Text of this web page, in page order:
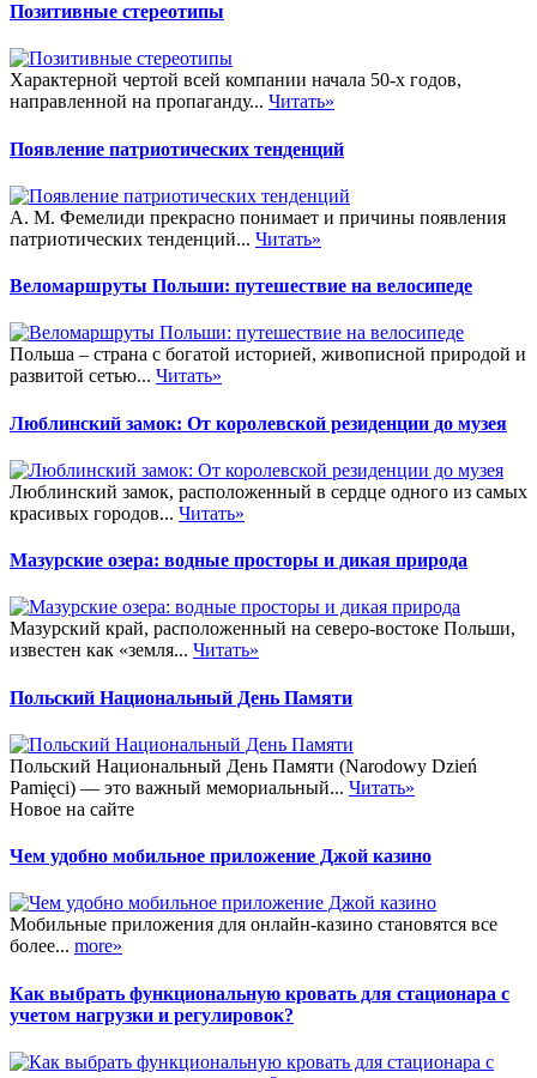
Позитивные стереотипы
Характерной чертой всей компании начала 50-х годов,
направленной на пропаганду... Читать»
Появление патриотических тенденций
А. М. Фемелиди прекрасно понимает и причины появления
патриотических тенденций... Читать»
Веломаршруты Польши: путешествие на велосипеде
Польша – страна с богатой историей, живописной природой и
развитой сетью... Читать»
Люблинский замок: От королевской резиденции до музея
Люблинский замок, расположенный в сердце одного из самых
красивых городов... Читать»
Мазурские озера: водные просторы и дикая природа
Мазурский край, расположенный на северо-востоке Польши,
известен как «земля... Читать»
Польский Национальный День Памяти
Польский Национальный День Памяти (Narodowy Dzień
Pamięci) — это важный мемориальный... Читать»
Новое на сайте
Чем удобно мобильное приложение Джой казино
Мобильные приложения для онлайн-казино становятся все
более... more»
Как выбрать функциональную кровать для стационара с
учетом нагрузки и регулировок?